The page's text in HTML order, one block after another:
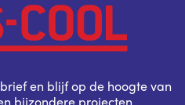
en blijf op de hoogte van